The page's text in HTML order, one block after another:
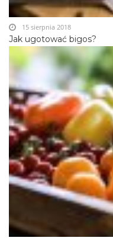
Jak ugotować bigos?
15 sierpnia 2018